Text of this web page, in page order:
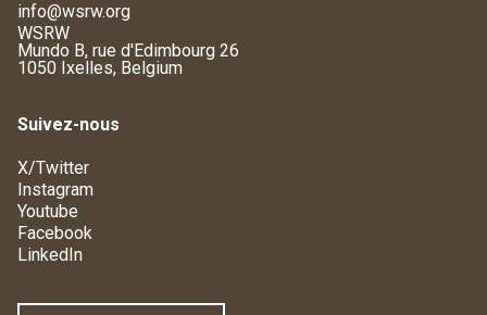
info@wsrw.org
WSRW
Mundo B, rue d'Edimbourg 26
1050 Ixelles, Belgium
Suivez-nous
X/Twitter
Instagram
Youtube
Facebook
LinkedIn